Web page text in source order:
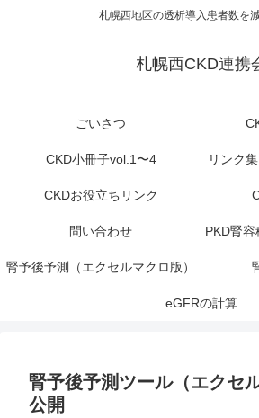
札幌西地区の透析導入患者数を
札幌西CKD連携
ごいさつ
CKD小冊子vol.1〜4 リンク
CKDお役立ちリンク
問い合わせ PKD腎
腎予後予測（エクセルマクロ版）
eGFRの計算
腎予後予測ツール（エクセ
公開